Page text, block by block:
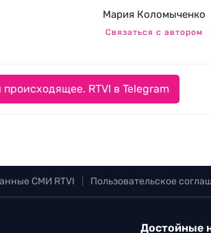
Мария Коломыченко
Связаться с автором
RTVI в Telegram
СМИ RTVI Пользовательское
Достойные